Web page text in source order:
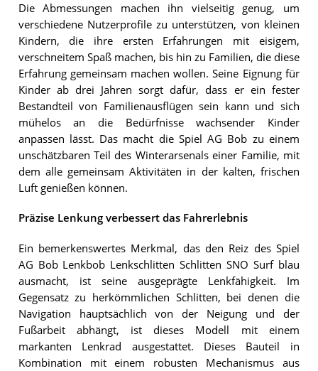
Die Abmessungen machen ihn vielseitig genug, um
verschiedene Nutzerprofile zu unterstützen, von kleinen
Kindern, die ihre ersten Erfahrungen mit eisigem,
verschneitem Spaß machen, bis hin zu Familien, die diese
Erfahrung gemeinsam machen wollen. Seine Eignung für
Kinder ab drei Jahren sorgt dafür, dass er ein fester
Bestandteil von Familienausflügen sein kann und sich
mühelos an die Bedürfnisse wachsender Kinder
anpassen lässt. Das macht die Spiel AG Bob zu einem
unschätzbaren Teil des Winterarsenals einer Familie, mit
dem alle gemeinsam Aktivitäten in der kalten, frischen
Luft genießen können.
Präzise Lenkung verbessert das Fahrerlebnis
Ein bemerkenswertes Merkmal, das den Reiz des Spiel
AG Bob Lenkbob Lenkschlitten Schlitten SNO Surf blau
ausmacht, ist seine ausgeprägte Lenkfähigkeit. Im
Gegensatz zu herkömmlichen Schlitten, bei denen die
Navigation hauptsächlich von der Neigung und der
Fußarbeit abhängt, ist dieses Modell mit einem
markanten Lenkrad ausgestattet. Dieses Bauteil in
Kombination mit einem robusten Mechanismus aus